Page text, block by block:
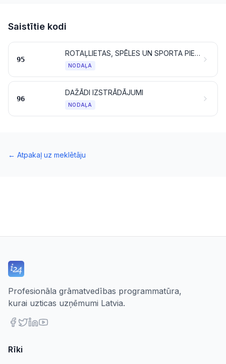
Saistītie kodi
95
ROTAĻLIETAS, SPĒLES UN SPORTA PIEDERUMI; TO DAĻAS UN PIEDERUMI
NODAĻA
96
DAŽĀDI IZSTRĀDĀJUMI
NODAĻA
← Atpakaļ uz meklētāju
Profesionāla grāmatvedības programmatūra,
kurai uzticas uzņēmumi Latvia.
Rīki